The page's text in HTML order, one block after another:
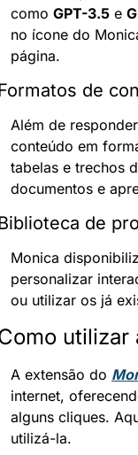
como GPT-3.5 e
no ícone do
página.
de
Além de
conteúdo em
tabelas e trechos
documentos e
de
Monica
personalizar
ou utilizar os já
utilizar
A extensão do
internet,
alguns cliques.
utilizá-la.